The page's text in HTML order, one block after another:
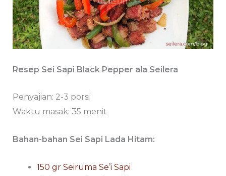
Resep Sei Sapi Black Pepper ala Seilera
Penyajian: 2-3 porsi
Waktu masak: 35 menit
Bahan-bahan Sei Sapi Lada Hitam:
150 gr Seiruma Se’i Sapi